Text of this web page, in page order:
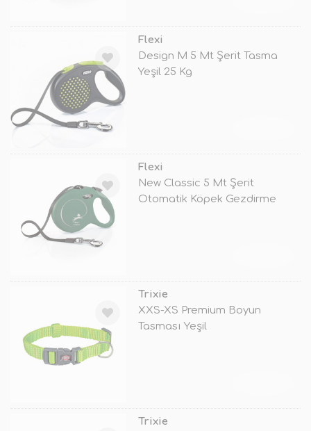
Flexi
Design M 5 Mt Şerit Tasma
Yeşil 25 Kg
Flexi
New Classic 5 Mt Şerit
Otomatik Köpek Gezdirme
Trixie
XXS-XS Premium Boyun
Tasması Yeşil
Trixie